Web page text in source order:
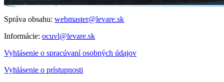
Správa obsahu: webmaster@levare.sk
Informácie: ocuvl@levare.sk
Vyhlásenie o spracúvaní osobných údajov
Vyhlásenie o prístupnosti